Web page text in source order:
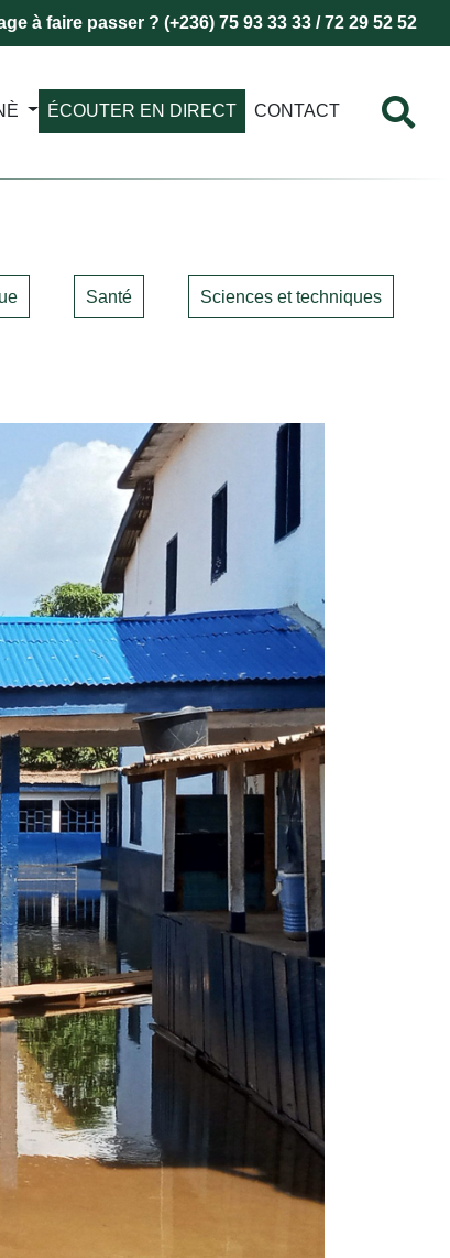
à faire passer ? (+236) 75 93 33 33 / 72 29 52 52
ÉCOUTER EN DIRECT CONTACT
Santé Sciences et techniques